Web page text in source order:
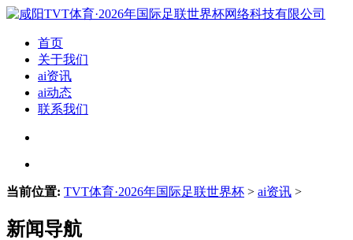
首页
关于我们
ai资讯
ai动态
联系我们
当前位置: TVT体育·2026年国际足联世界杯 > ai资讯 >
新闻导航